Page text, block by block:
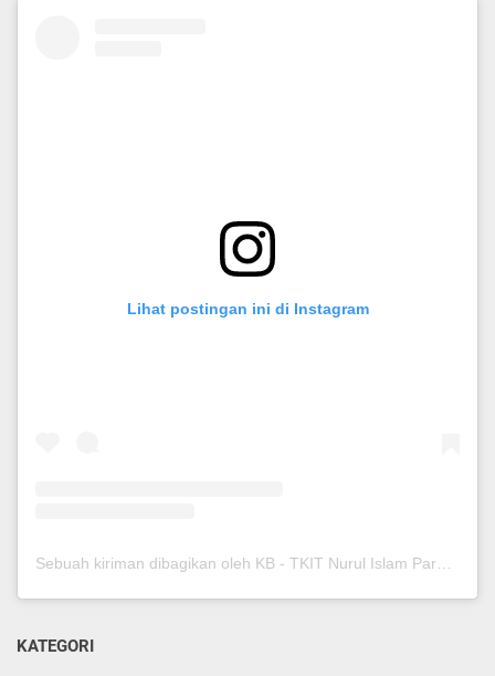
Lihat postingan ini di Instagram
Sebuah kiriman dibagikan oleh KB - TKIT Nurul Islam Pare (@kbtkitnurispare)
KATEGORI